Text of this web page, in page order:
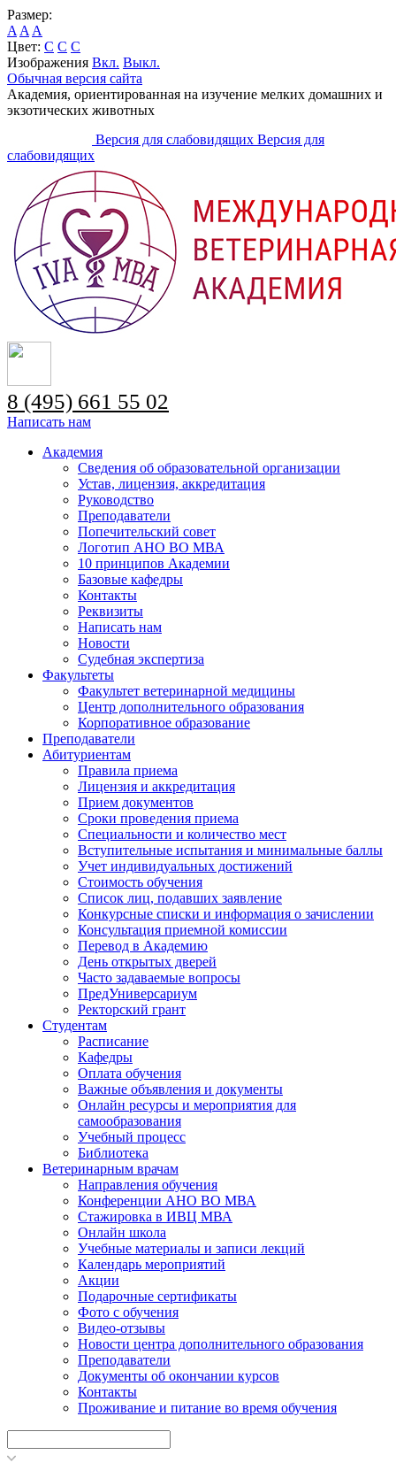
Размер:
A A A
Цвет: C C C
Изображения Вкл. Выкл.
Обычная версия сайта
Академия, ориентированная на изучение мелких домашних и
экзотических животных
Версия для слабовидящих Версия для
слабовидящих
8 (495) 661 55 02
Написать нам
Академия
Сведения об образовательной организации
Устав, лицензия, аккредитация
Руководство
Преподаватели
Попечительский совет
Логотип АНО ВО МВА
10 принципов Академии
Базовые кафедры
Контакты
Реквизиты
Написать нам
Новости
Судебная экспертиза
Факультеты
Факультет ветеринарной медицины
Центр дополнительного образования
Корпоративное образование
Преподаватели
Абитуриентам
Правила приема
Лицензия и аккредитация
Прием документов
Сроки проведения приема
Специальности и количество мест
Вступительные испытания и минимальные баллы
Учет индивидуальных достижений
Стоимость обучения
Список лиц, подавших заявление
Конкурсные списки и информация о зачислении
Консультация приемной комиссии
Перевод в Академию
День открытых дверей
Часто задаваемые вопросы
ПредУниверсариум
Ректорский грант
Студентам
Расписание
Кафедры
Оплата обучения
Важные объявления и документы
Онлайн ресурсы и мероприятия для
самообразования
Учебный процесс
Библиотека
Ветеринарным врачам
Направления обучения
Конференции АНО ВО МВА
Стажировка в ИВЦ МВА
Онлайн школа
Учебные материалы и записи лекций
Календарь мероприятий
Акции
Подарочные сертификаты
Фото с обучения
Видео-отзывы
Новости центра дополнительного образования
Преподаватели
Документы об окончании курсов
Контакты
Проживание и питание во время обучения